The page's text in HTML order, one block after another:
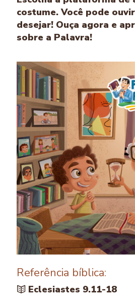
costume. Você pode
desejar! Ouça agora e
sobre a Palavra!
Referência bíblica:
Eclesiastes 9.11-18